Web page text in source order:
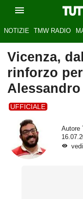
NOTIZIE TMW RADIO
Vicenza,
rinforzo
UFFICIALE
Autore